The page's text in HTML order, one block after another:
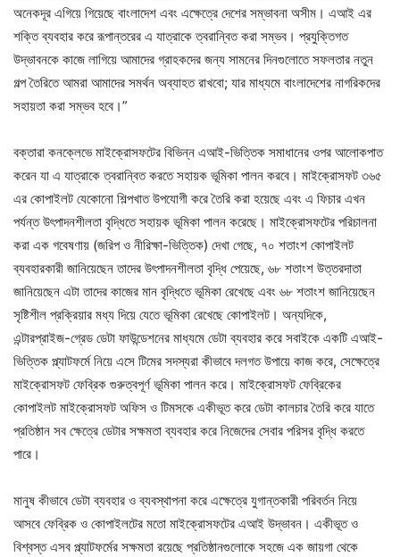
অনেকদূর এগিয়ে গিয়েছে বাংলাদেশ এবং এক্ষেত্রে দেশের সম্ভাবনা অসীম। এআই এর
শক্তি ব্যবহার করে রূপান্তরের এ যাত্রাকে ত্বরান্বিত করা সম্ভব। প্রযুক্তিগত
উদ্ভাবনকে কাজে লাগিয়ে আমাদের গ্রাহকদের জন্য সামনের দিনগুলোতে সফলতার নতুন
গল্প তৈরিতে আমরা আমাদের সমর্থন অব্যাহত রাখবো; যার মাধ্যমে বাংলাদেশের নাগরিকদের
সহায়তা করা সম্ভব হবে।”
বক্তারা কনক্লেভে মাইক্রোসফটের বিভিন্ন এআই-ভিত্তিক সমাধানের ওপর আলোকপাত
করেন যা এ যাত্রাকে ত্বরান্বিত করতে সহায়ক ভূমিকা পালন করবে। মাইক্রোসফট ৩৬৫
এর কোপাইলট যেকোনো শিল্পখাত উপযোগী করে তৈরি করা হয়েছে এবং এ ফিচার এখন
পর্যন্ত উৎপাদনশীলতা বৃদ্ধিতে সহায়ক ভূমিকা পালন করেছে। মাইক্রোসফটের পরিচালনা
করা এক গবেষণায় (জরিপ ও নীরিক্ষা-ভিত্তিক) দেখা গেছে, ৭০ শতাংশ কোপাইলট
ব্যবহারকারী জানিয়েছেন তাদের উৎপাদনশীলতা বৃদ্ধি পেয়েছে, ৬৮ শতাংশ উত্তরদাতা
জানিয়েছেন এটা তাদের কাজের মান বৃদ্ধিতে ভূমিকা রেখেছে এবং ৬৮ শতাংশ জানিয়েছেন
সৃষ্টিশীল প্রক্রিয়ার মধ্য দিয়ে যেতে ভূমিকা রেখেছে কোপাইলট। অন্যদিকে,
এন্টারপ্রাইজ-গ্রেড ডেটা ফাউন্ডেশনের মাধ্যমে ডেটা ব্যবহার করে সবাইকে একটি এআই-
ভিত্তিক প্ল্যাটফর্মে নিয়ে এসে টিমের সদস্যরা কীভাবে দলগত উপায়ে কাজ করে, সেক্ষেত্রে
মাইক্রোসফট ফেব্রিক গুরুত্বপূর্ণ ভূমিকা পালন করে। মাইক্রোসফট ফেব্রিকের
কোপাইলট মাইক্রোসফট অফিস ও টিমসকে একীভূত করে ডেটা কালচার তৈরি করে যাতে
প্রতিষ্ঠান সব ক্ষেত্রে ডেটার সক্ষমতা ব্যবহার করে নিজেদের সেবার পরিসর বৃদ্ধি করতে
পারে।
মানুষ কীভাবে ডেটা ব্যবহার ও ব্যবস্থাপনা করে এক্ষেত্রে যুগান্তকারী পরিবর্তন নিয়ে
আসবে ফেব্রিক ও কোপাইলটের মতো মাইক্রোসফটের এআই উদ্ভাবন। একীভূত ও
বিশ্বস্ত এসব প্ল্যাটফর্মের সক্ষমতা রয়েছে প্রতিষ্ঠানগুলোকে সহজে এক জায়গা থেকে